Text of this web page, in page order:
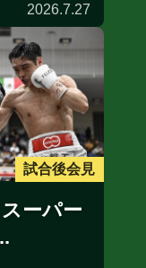
2026.7.27
試合後会見
ーパー